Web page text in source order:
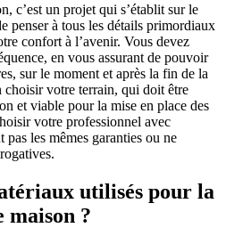
c’est un projet qui s’établit sur le
penser à tous les détails primordiaux
confort à l’avenir. Vous devez
en vous assurant de pouvoir
sur le moment et après la fin de la
choisir votre terrain, qui doit être
et viable pour la mise en place des
votre professionnel avec
les mêmes garanties ou ne
utilisés pour la
maison ?